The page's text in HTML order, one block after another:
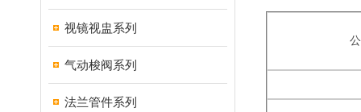
视镜视盅系列
气动梭阀系列
法兰管件系列